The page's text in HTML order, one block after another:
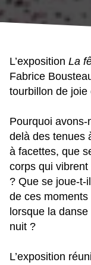
L’exposition La
Fabrice
tourbillon de joie
Pourquoi
delà des tenues
à facettes, que
corps qui
? Que se joue-
de ces
lorsque la
nuit ?
L’exposition